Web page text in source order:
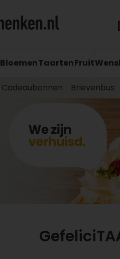
BloemenTaartenFruit
Cadeaubonnen Brievenbus